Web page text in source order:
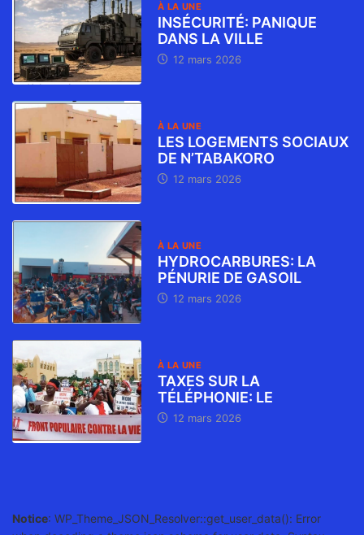
À LA UNE
INSÉCURITÉ: PANIQUE
DANS LA VILLE
12 mars 2026
À LA UNE
LES LOGEMENTS SOCIAUX
DE N’TABAKORO
12 mars 2026
À LA UNE
HYDROCARBURES: LA
PÉNURIE DE GASOIL
12 mars 2026
À LA UNE
TAXES SUR LA
TÉLÉPHONIE: LE
12 mars 2026
Notice: WP_Theme_JSON_Resolver::get_user_data(): Error